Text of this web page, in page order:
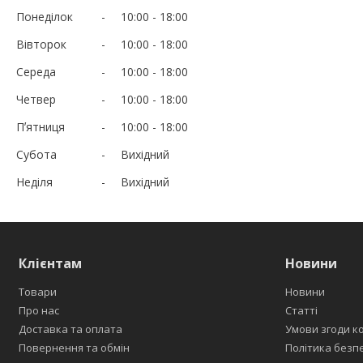
Понеділок 10:00
18:00
Вівторок
10:00
18:00
Середа
10:00
18:00
Четвер
10:00
18:00
Пʼятниця
10:00
18:00
Субота
Вихідний
Неділя
Вихідний
Клієнтам
Товари
Про нас
Доставка та оплата
Повернення та обмін
Новини
Новини
Статті
Умови згоди
Політика